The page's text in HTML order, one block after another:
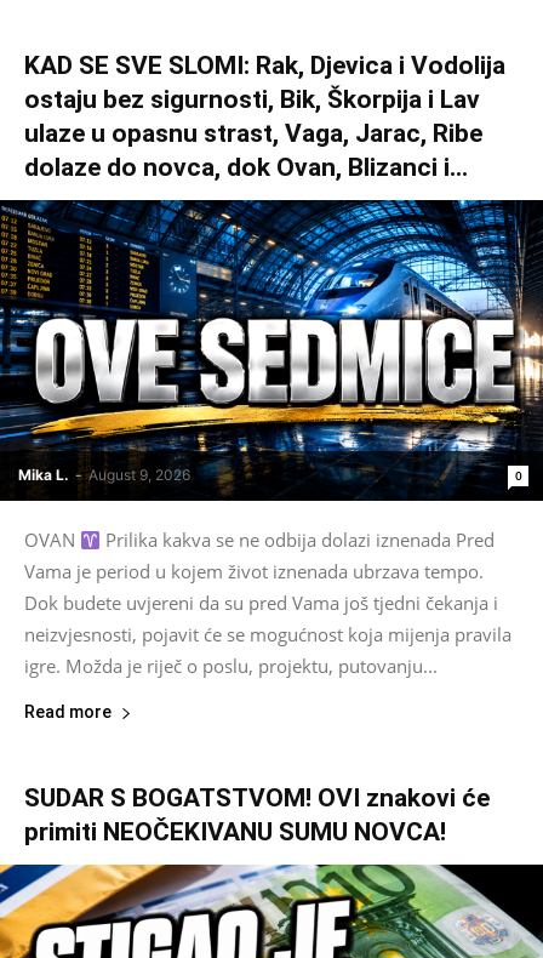
KAD SE SVE SLOMI: Rak, Djevica i Vodolija
ostaju bez sigurnosti, Bik, Škorpija i Lav
ulaze u opasnu strast, Vaga, Jarac, Ribe
dolaze do novca, dok Ovan, Blizanci i...
Mika L. - August 9, 2026 0
OVAN
Prilika kakva se ne odbija dolazi iznenada Pred
Vama je period u kojem život iznenada ubrzava tempo.
Dok budete uvjereni da su pred Vama još tjedni čekanja i
neizvjesnosti, pojavit će se mogućnost koja mijenja pravila
igre. Možda je riječ o poslu, projektu, putovanju...
Read more
SUDAR S BOGATSTVOM! OVI znakovi će
primiti NEOČEKIVANU SUMU NOVCA!